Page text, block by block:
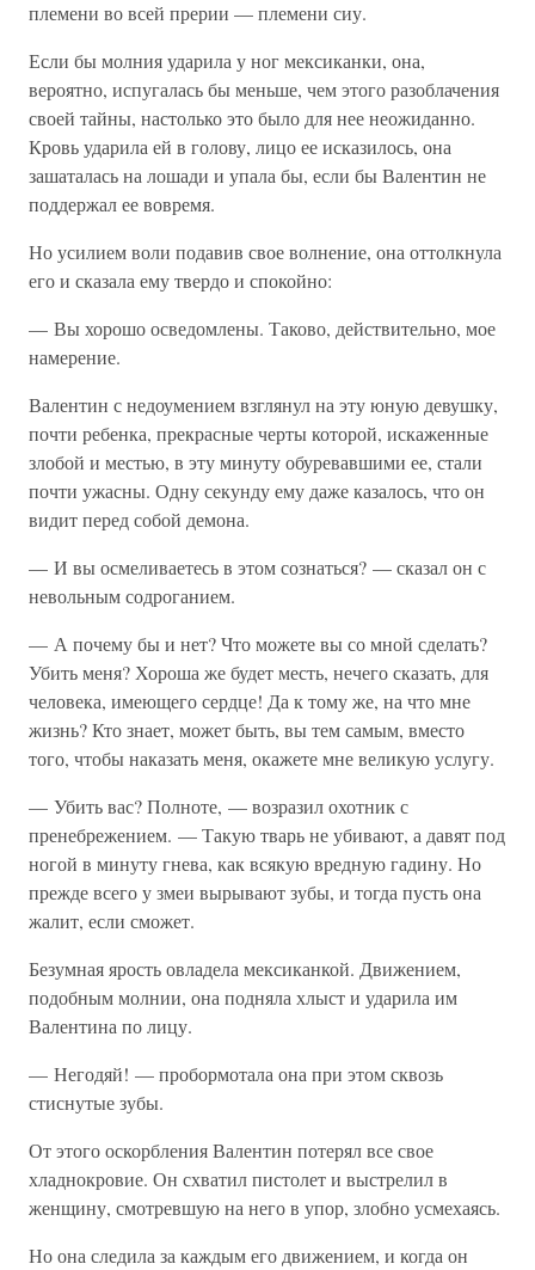
племени во всей прерии — племени сиу.
Если бы молния ударила у ног мексиканки, она,
вероятно, испугалась бы меньше, чем этого разоблачения
своей тайны, настолько это было для нее неожиданно.
Кровь ударила ей в голову, лицо ее исказилось, она
зашаталась на лошади и упала бы, если бы Валентин не
поддержал ее вовремя.
Но усилием воли подавив свое волнение, она оттолкнула
его и сказала ему твердо и спокойно:
— Вы хорошо осведомлены. Таково, действительно, мое
намерение.
Валентин с недоумением взглянул на эту юную девушку,
почти ребенка, прекрасные черты которой, искаженные
злобой и местью, в эту минуту обуревавшими ее, стали
почти ужасны. Одну секунду ему даже казалось, что он
видит перед собой демона.
— И вы осмеливаетесь в этом сознаться? — сказал он с
невольным содроганием.
— А почему бы и нет? Что можете вы со мной сделать?
Убить меня? Хороша же будет месть, нечего сказать, для
человека, имеющего сердце! Да к тому же, на что мне
жизнь? Кто знает, может быть, вы тем самым, вместо
того, чтобы наказать меня, окажете мне великую услугу.
— Убить вас? Полноте, — возразил охотник с
пренебрежением. — Такую тварь не убивают, а давят под
ногой в минуту гнева, как всякую вредную гадину. Но
прежде всего у змеи вырывают зубы, и тогда пусть она
жалит, если сможет.
Безумная ярость овладела мексиканкой. Движением,
подобным молнии, она подняла хлыст и ударила им
Валентина по лицу.
— Негодяй! — пробормотала она при этом сквозь
стиснутые зубы.
От этого оскорбления Валентин потерял все свое
хладнокровие. Он схватил пистолет и выстрелил в
женщину, смотревшую на него в упор, злобно усмехаясь.
Но она следила за каждым его движением, и когда он